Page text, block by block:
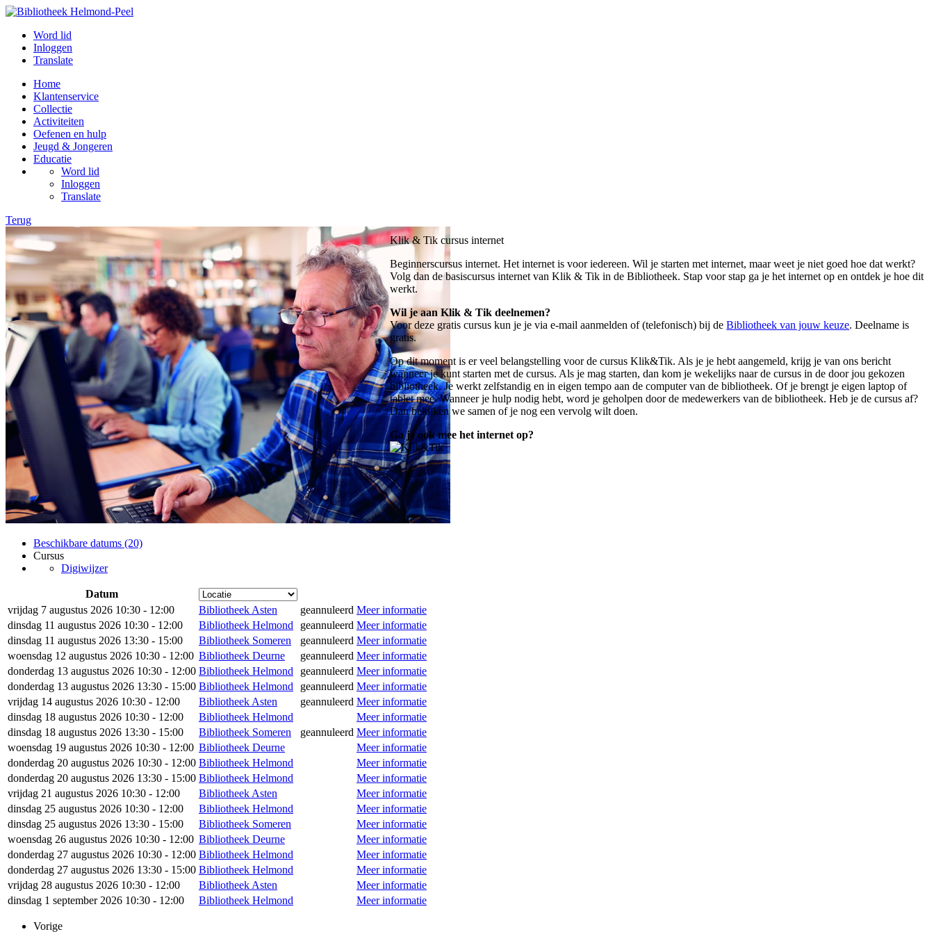
Word lid
Inloggen
Translate
Home
Klantenservice
Collectie
Activiteiten
Oefenen en hulp
Jeugd & Jongeren
Educatie
Word lid
Inloggen
Translate
Terug
Beschikbare datums (20)
Cursus
Digiwijzer
Klik & Tik cursus internet
Beginnerscursus internet. Het internet is voor iedereen. Wil je starten met internet, maar weet je niet goed hoe dat werkt?
Volg dan de basiscursus internet van Klik & Tik in de Bibliotheek. Stap voor stap ga je het internet op en ontdek je hoe dit
werkt.
Wil je aan Klik & Tik deelnemen?
Voor deze gratis cursus kun je jevia e-mail aanmelden of (telefonisch) bij deBibliotheek van jouw keuze. Deelname is
gratis.
Op dit moment is er veel belangstelling voor de cursus Klik&Tik. Als je je hebt aangemeld, krijg je van ons bericht
wanneer je kunt starten met de cursus. Als je mag starten, dan kom je wekelijks naar de cursus in de door jou gekozen
bibliotheek. Je werkt zelfstandig en in eigen tempo aan de computer van de bibliotheek. Of je brengt je eigen laptop of
tablet mee. Wanneer je hulp nodig hebt, word je geholpen door de medewerkers van de bibliotheek. Heb je de cursus af?
Dan bekijken we samen of je nog een vervolg wilt doen.
Ga je ook mee het internet op?
Datum
vrijdag 7 augustus 2026 10:30 - 12:00
Bibliotheek Asten geannuleerd Meer informatie
dinsdag 11 augustus 2026 10:30 - 12:00
Bibliotheek Helmond geannuleerd Meer informatie
dinsdag 11 augustus 2026 13:30 - 15:00
Bibliotheek Someren geannuleerd Meer informatie
woensdag 12 augustus 2026 10:30 - 12:00 Bibliotheek Deurne geannuleerd Meer informatie
donderdag 13 augustus 2026 10:30 - 12:00 Bibliotheek Helmond geannuleerd Meer informatie
donderdag 13 augustus 2026 13:30 - 15:00 Bibliotheek Helmond geannuleerd Meer informatie
vrijdag 14 augustus 2026 10:30 - 12:00
Bibliotheek Asten geannuleerd Meer informatie
dinsdag 18 augustus 2026 10:30 - 12:00
Bibliotheek Helmond
Meer informatie
dinsdag 18 augustus 2026 13:30 - 15:00
Bibliotheek Someren geannuleerd Meer informatie
woensdag 19 augustus 2026 10:30 - 12:00 Bibliotheek Deurne
Meer informatie
donderdag 20 augustus 2026 10:30 - 12:00 Bibliotheek Helmond
Meer informatie
donderdag 20 augustus 2026 13:30 - 15:00 Bibliotheek Helmond
Meer informatie
vrijdag 21 augustus 2026 10:30 - 12:00
Bibliotheek Asten
Meer informatie
dinsdag 25 augustus 2026 10:30 - 12:00
Bibliotheek Helmond
Meer informatie
dinsdag 25 augustus 2026 13:30 - 15:00
Bibliotheek Someren
Meer informatie
woensdag 26 augustus 2026 10:30 - 12:00 Bibliotheek Deurne
Meer informatie
donderdag 27 augustus 2026 10:30 - 12:00 Bibliotheek Helmond
Meer informatie
donderdag 27 augustus 2026 13:30 - 15:00 Bibliotheek Helmond
Meer informatie
vrijdag 28 augustus 2026 10:30 - 12:00
Bibliotheek Asten
Meer informatie
dinsdag 1 september 2026 10:30 - 12:00
Bibliotheek Helmond Meer informatie
Vorige